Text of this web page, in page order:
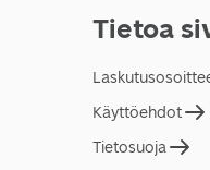
Tietoa
Käyttöehdot
Tietosuoja